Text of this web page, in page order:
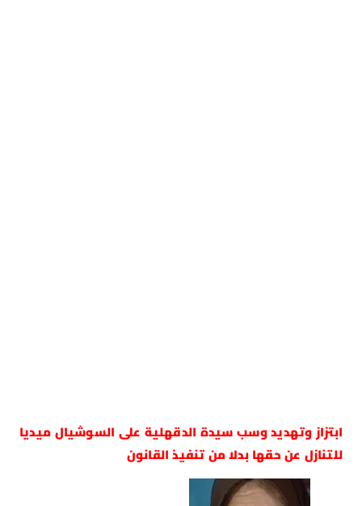
ابتزاز وتهديد وسب سيدة الدقهلية على السوشيال ميديا
للتنازل عن حقها بدلا من تنفيذ القانون